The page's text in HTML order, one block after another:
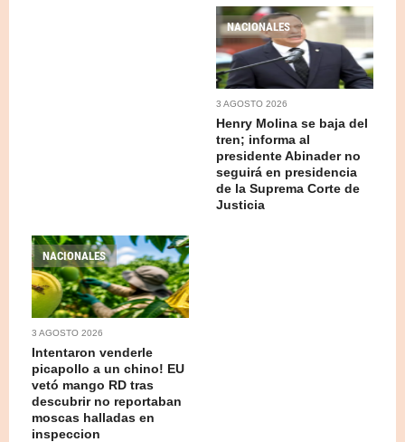
NACIONALES
3 AGOSTO 2026
Henry Molina se baja del
tren; informa al
presidente Abinader no
seguirá en presidencia
de la Suprema Corte de
Justicia
NACIONALES
3 AGOSTO 2026
Intentaron venderle
picapollo a un chino! EU
vetó mango RD tras
descubrir no reportaban
moscas halladas en
inspeccion